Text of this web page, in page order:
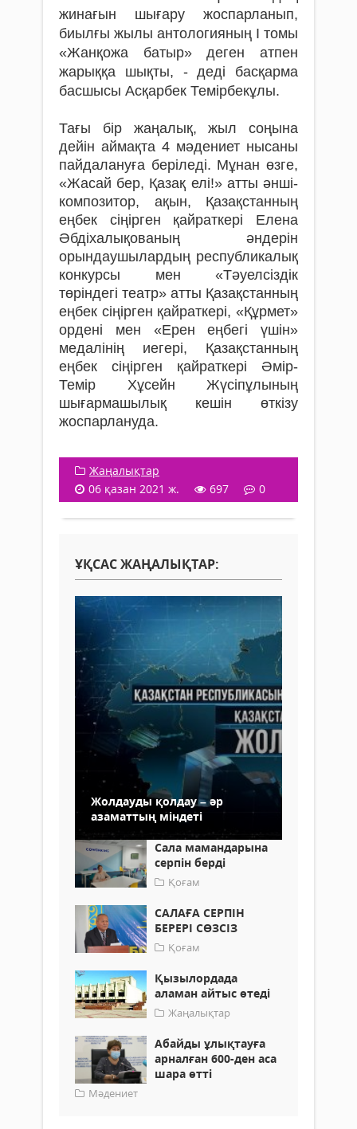
жинағын шығару жоспарланып,
биылғы жылы антологияның І томы
«Жанқожа батыр» деген атпен
жарыққа шықты, - деді басқарма
басшысы Асқарбек Темірбекұлы.
Тағы бір жаңалық, жыл соңына
дейін аймақта 4 мәдениет нысаны
пайдалануға беріледі. Мұнан өзге,
«Жасай бер, Қазақ елі!» атты әнші-
композитор, ақын, Қазақстанның
еңбек сіңірген қайраткері Елена
Әбдіхалықованың әндерін
орындаушылардың республикалық
конкурсы мен «Тәуелсіздік
төріндегі театр» атты Қазақстанның
еңбек сіңірген қайраткері, «Құрмет»
ордені мен «Ерен еңбегі үшін»
медалінің иегері, Қазақстанның
еңбек сіңірген қайраткері Әмір-
Темір Хұсейн Жүсіпұлының
шығармашылық кешін өткізу
жоспарлануда.
Жаңалықтар
06 қазан 2021 ж.
697 0
ҰҚСАС ЖАҢАЛЫҚТАР:
Жолдауды қолдау – әр
азаматтың міндеті
Сала мамандарына
серпін берді
Қоғам
САЛАҒА СЕРПІН
БЕРЕРІ СӨЗСІЗ
Қоғам
Қызылордада
аламан айтыс өтеді
Жаңалықтар
Абайды ұлықтауға
арналған 600-ден аса
шара өтті
Мәдениет